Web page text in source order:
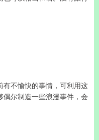
不愉快的事情，可利用这
尔制造一些浪漫事件，会